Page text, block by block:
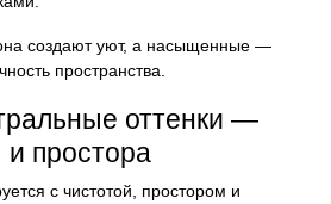
создают уют, а насыщенные —
пространства.
оттенки —
и простора
с чистотой, простором и